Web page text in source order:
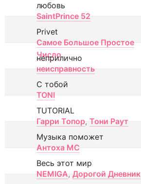
любовь
SaintPrince 52
Privet
Самое Большое Простое
Число
неприлично
неисправность
С тобой
TONI
TUTORIAL
Гарри Топор, Тони Раут
Музыка поможет
Антоха МС
Весь этот мир
NEMIGA, Дорогой Дневник